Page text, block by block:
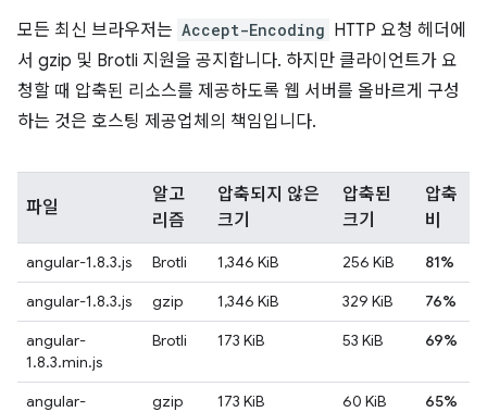
모든 최신 브라우저는 Accept-Encoding HTTP 요청 헤더에
서 gzip 및 Brotli 지원을 공지합니다. 하지만 클라이언트가 요
청할 때 압축된 리소스를 제공하도록 웹 서버를 올바르게 구성
하는 것은 호스팅 제공업체의 책임입니다.
파일
알고
리즘
압축되지 않은
크기
압축된
크기
압축
비
angular-1.8.3.js Brotli 1,346 KiB 256 KiB
81%
angular-1.8.3.js
gzip 1,346 KiB 329 KiB
76%
angular-
1.8.3.min.js
Brotli 173 KiB 53 KiB 69%
angular-
gzip 173 KiB 60 KiB 65%